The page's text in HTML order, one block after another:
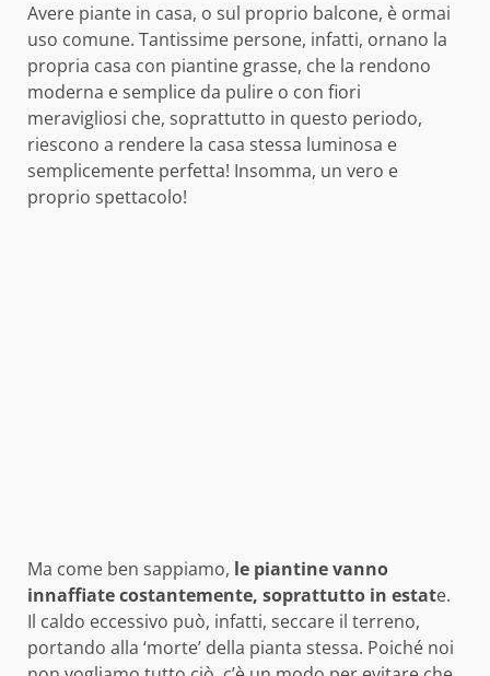
Avere piante in casa, o sul proprio balcone, è ormai
uso comune. Tantissime persone, infatti, ornano la
propria casa con piantine grasse, che la rendono
moderna e semplice da pulire o con fiori
meravigliosi che, soprattutto in questo periodo,
riescono a rendere la casa stessa luminosa e
semplicemente perfetta! Insomma, un vero e
proprio spettacolo!
Ma come ben sappiamo, le piantine vanno
innaffiate costantemente, soprattutto in estate.
Il caldo eccessivo può, infatti, seccare il terreno,
portando alla ‘morte’ della pianta stessa. Poiché noi